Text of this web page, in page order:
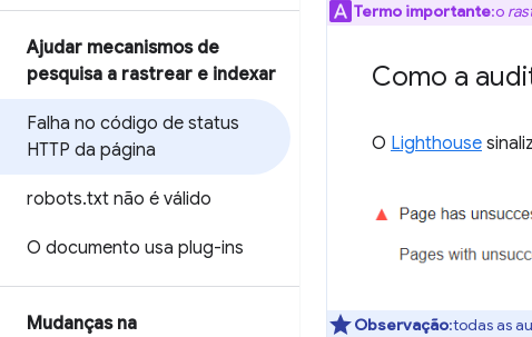
Ajudar mecanismos de
pesquisa a rastrear e indexar
Falha no código de status
HTTP da página
robots.txt não é válido
O documento usa plug-ins
Mudanças na
Termo importante:o
Como a
O Lighthouse
Observação:todas as